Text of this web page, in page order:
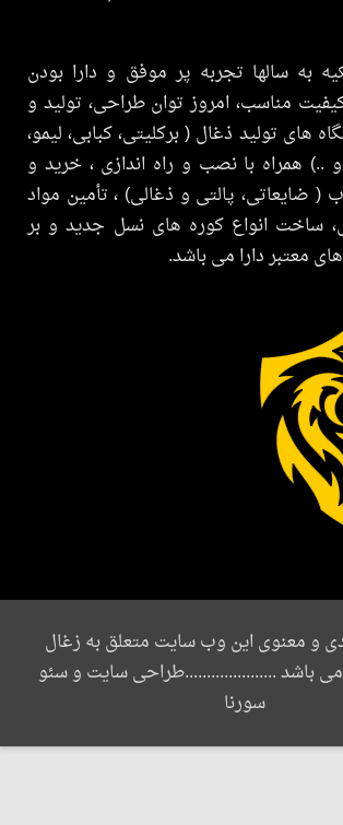
تجربه پر موفق و دارا بودن
امروز توان طراحی، تولید و
ذغال ( برکلیتی، کبابی، لیمو،
با نصب و راه اندازی ، خرید و
پالتی و ذغالی) ، تأمین مواد
انواع کوره های نسل جدید و بر
دارا می باشد.
این وب سایت متعلق به زغال
.....................طراحی سایت و سئو